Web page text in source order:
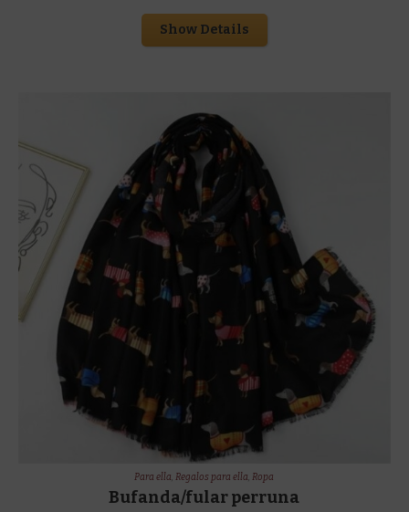
Show Details
Para ella,Regalos para ella,Ropa
Bufanda/fular perruna